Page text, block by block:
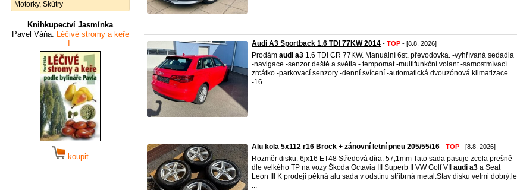
Motorky, Skútry
Knihkupectví Jasmínka
Pavel Váňa: Léčivé stromy a keře
I.
koupit
Audi A3 Sportback 1.6 TDI 77KW 2014 - TOP - [8.8. 2026]
Prodám audi a3 1.6 TDI CR 77KW. Manuální 6st. převodovka. -vyhřívaná sedadla
-navigace -senzor deště a světla - tempomat -multifunkční volant -samostmívací
zrcátko -parkovací senzory -denní svícení -automatická dvouzónová klimatizace
-16 ...
Alu kola 5x112 r16 Brock + zánovní letní pneu 205/55/16 - TOP - [8.8. 2026]
Rozměr disku: 6jx16 ET48 Středová díra: 57,1mm Tato sada pasuje zcela prešně
dle velkého TP na vozy Škoda Octavia III Superb II VW Golf VII audi a3 a Seat
Leon III K prodeji pěkná alu sada v odstínu stříbrná metal.Stav disku velmi dobrý,le
...